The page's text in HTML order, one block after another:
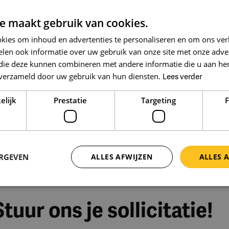
ontwikkeling.
Voor meer informatie kun je contact opnemen
Dan helpen onze consultants je graag met de
ijs komt. Na het gesprek bespreken we samen de
ons je sollicitatie!
maakt gebruik van cookies.
om inhoud en advertenties te personaliseren en om ons
ook informatie over uw gebruik van onze site met onze
deze kunnen combineren met andere informatie die u aan
door uw gebruik van hun diensten. Lees verder
Prestatie Targeting
ALLES
ALLES AFWIJZEN